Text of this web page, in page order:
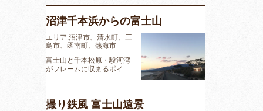
沼津千本浜からの富士山
エリア:沼津市、清水町、三
島市、函南町、熱海市
富士山と千本松原・駿河湾
がフレームに収まるポイ…
撮り鉄風 富士山遠景